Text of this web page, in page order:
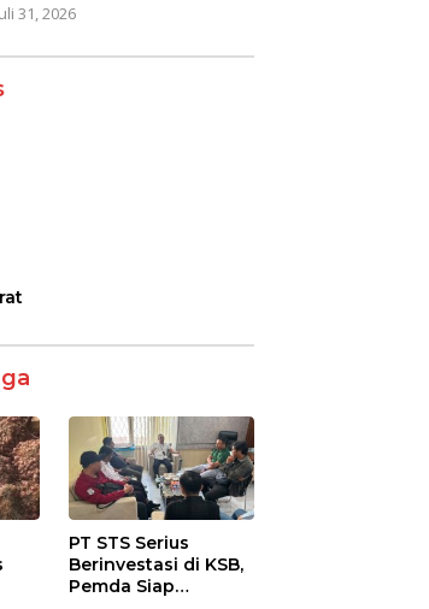
31, 2026
PT STS Serius
Berinvestasi di KSB,
Pemda Siap